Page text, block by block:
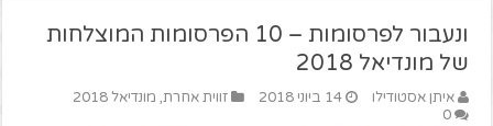
ונעבור לפרסומות – 10 הפרסומות המוצלחות
של מונדיאל 2018
איתן אסטודילו 14 ביוני 2018 זווית אחרת, מונדיאל 2018
0